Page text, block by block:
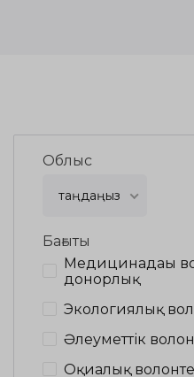
Облыс
таңдаңыз
Бағыты
Медицинадағы
донорлық
Экологиялық
Әлеуметтік
Оқиғалық